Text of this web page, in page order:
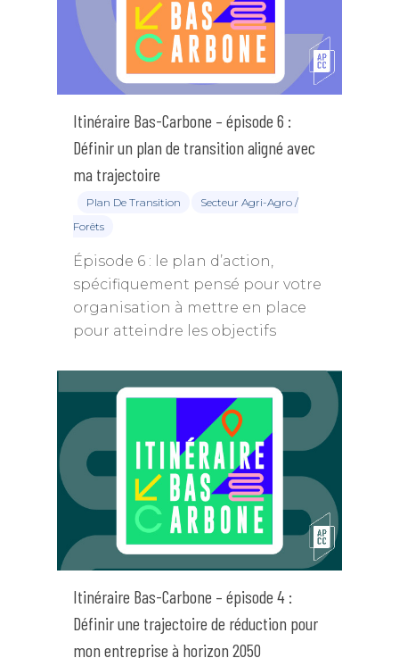
Itinéraire Bas-Carbone – épisode 6 :
Définir un plan de transition aligné avec
ma trajectoire
Plan De Transition
Secteur Agri-Agro /
Forêts
Épisode 6 : le plan d’action,
spécifiquement pensé pour votre
organisation à mettre en place
pour atteindre les objectifs
Itinéraire Bas-Carbone – épisode 4 :
Définir une trajectoire de réduction pour
mon entreprise à horizon 2050